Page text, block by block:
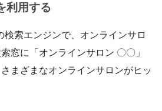
利用する
検索エンジンで、オンラインサロ
窓に「オンラインサロン 〇〇」
まざまなオンラインサロンがヒッ